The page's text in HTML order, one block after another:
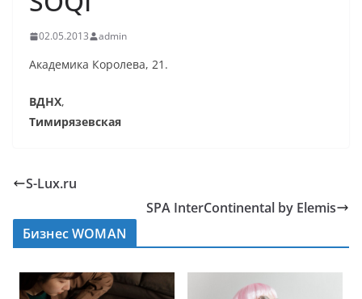
02.05.2013 admin
Академика Королева, 21.
ВДНХ,
Тимирязевская
S-Lux.ru
SPA InterContinental by Elemis
Бизнес WOMAN